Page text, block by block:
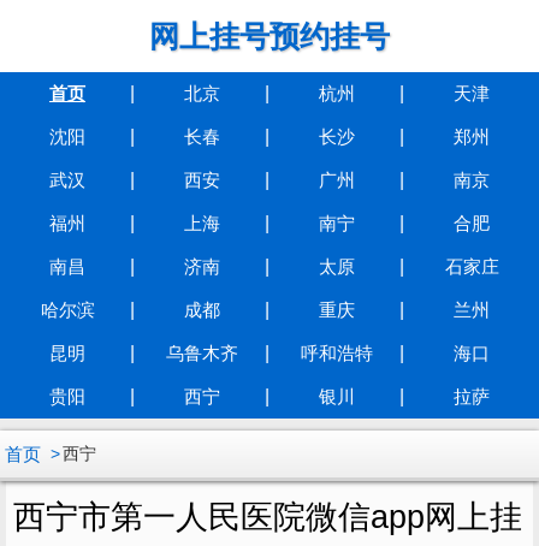
网上挂号预约挂号
首页 北京 杭州 天津
沈阳 长春 长沙 郑州
武汉 西安 广州 南京
福州 上海 南宁 合肥
南昌 济南 太原 石家庄
哈尔滨 成都 重庆 兰州
昆明 乌鲁木齐 呼和浩特 海口
贵阳 西宁 银川 拉萨
首页 西宁
西宁市第一人民医院微信app网上挂